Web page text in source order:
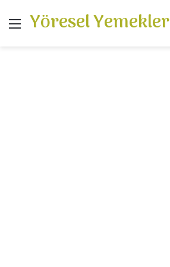
Menü
Yöresel Yemekler